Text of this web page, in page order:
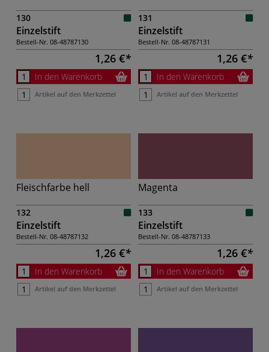
130
Einzelstift
Bestell-Nr. 08-48787130
1,26 €
In den Warenkorb
Artikel auf den Merkzettel
131
Einzelstift
Bestell-Nr. 08-48787131
1,26 €
In den Warenkorb
Artikel auf den Merkzettel
Fleischfarbe hell
132
Einzelstift
Bestell-Nr. 08-48787132
1,26 €
In den Warenkorb
Artikel auf den Merkzettel
Magenta
133
Einzelstift
Bestell-Nr. 08-48787133
1,26 €
In den Warenkorb
Artikel auf den Merkzettel